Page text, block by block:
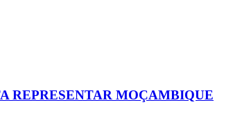
REPRESENTAR MOÇAMBIQUE